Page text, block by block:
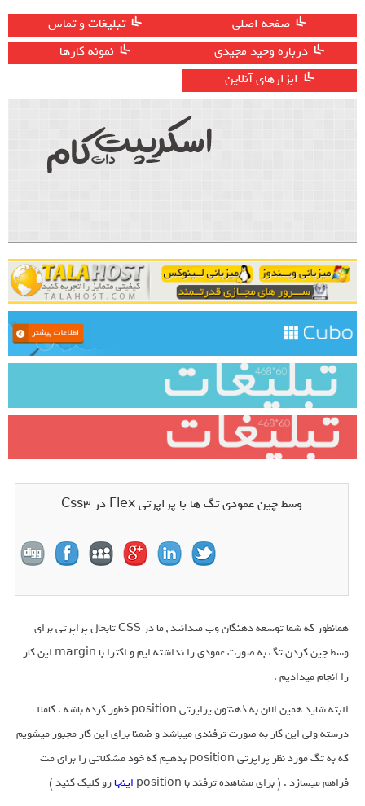
صفحه اصلی
تبلیغات و تماس
درباره وحید مجیدی
نمونه کارها
ابزارهای آنلاین
وسط چین عمودی تگ ها با پراپرتی Flex در Css3
همانطور که شما توسعه دهنگان وب میدانید , ما در CSS تابحال پراپرتی برای
وسط چین کردن تگ به صورت عمودی را نداشته ایم و اکثرا با margin این کار
را انجام میدادیم .
البته شاید همین الان به ذهنتون پراپرتی position خطور کرده باشه . کاملا
درسته ولی این کار به صورت ترفندی میباشد و ضمنا برای این کار مجبور میشویم
که به تگ مورد نظر پراپرتی position بدهیم که خود مشکلاتی را برای مت
فراهم میسازد . ( برای مشاهده ترفند با position
اینجارو کلیک کنید )